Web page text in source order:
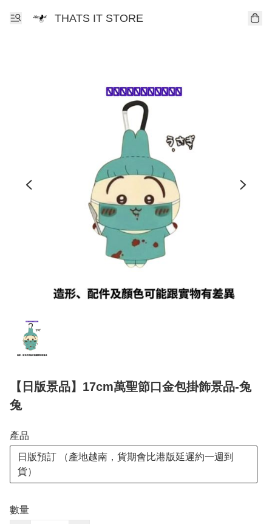
THATS IT STORE
【日版景品】17cm萬聖節口金包掛飾景品-兔
兔
產品
日版預訂 （產地越南，貨期會比港版延遲約一週到
貨）
數量